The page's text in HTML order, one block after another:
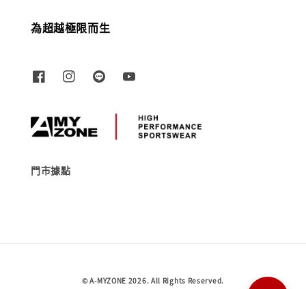
為超越極限而生
門市據點
© A-MYZONE 2026. All Rights Reserved.